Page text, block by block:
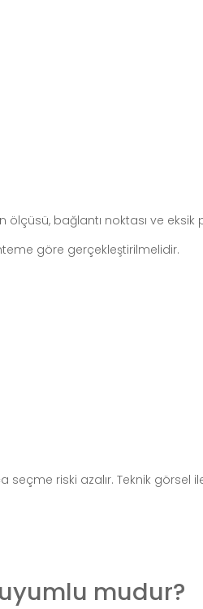
bağlantı noktası ve
göre gerçekleştirilmelidir.
seçme riski azalır. Teknik
mudur?